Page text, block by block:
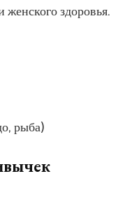
здоровья.
рыба)